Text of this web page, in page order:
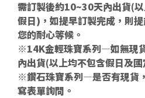
需訂製後約10~30天內出貨(
假日)，如提早訂製完成，則
您的耐心等候。
※14K金輕珠寶系列—如無現
內出貨(以上均不包含假日及國
※鑽石珠寶系列—是否有現貨
寫表單詢問。